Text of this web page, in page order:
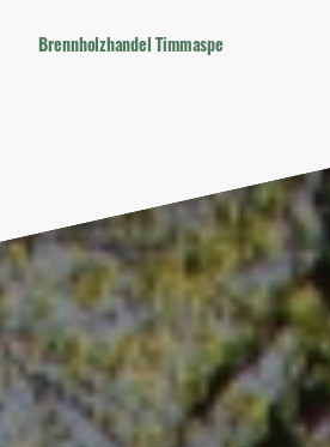
Brennholzhandel Timmaspe